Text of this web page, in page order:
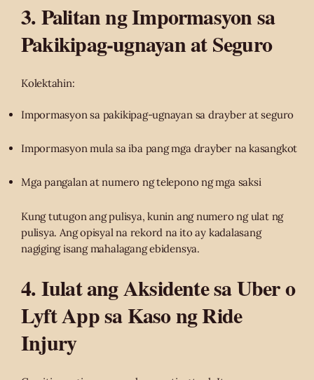
3. Palitan ng Impormasyon sa
Pakikipag-ugnayan at Seguro
Kolektahin:
Impormasyon sa pakikipag-ugnayan sa drayber at seguro
Impormasyon mula sa iba pang mga drayber na kasangkot
Mga pangalan at numero ng telepono ng mga saksi
Kung tutugon ang pulisya, kunin ang numero ng ulat ng
pulisya. Ang opisyal na rekord na ito ay kadalasang
nagiging isang mahalagang ebidensya.
4. Iulat ang Aksidente sa Uber o
Lyft App sa Kaso ng Ride
Injury